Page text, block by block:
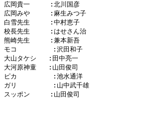
広岡貴一     :北川国彦
広岡みや     :麻生みつ子
白雪先生     :中村恵子
校長先生     :はせさん治
熊崎先生     :兼本新吾
モコ         :沢田和子
大山タケシ   :田中亮一
大河原神童   :山田俊司
ピカ         :池水通洋
ガリ         :山中武千雄
スッポン     :山田俊司